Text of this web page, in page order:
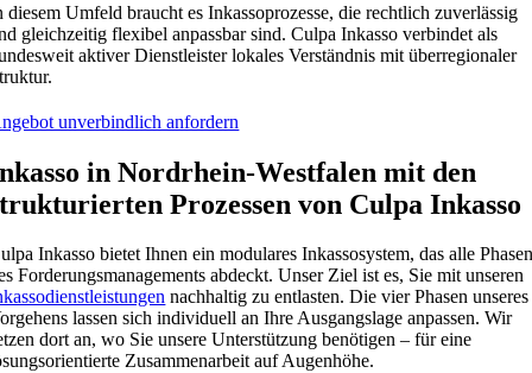
diesem Umfeld braucht es Inkassoprozesse, die rechtlich zuverlässig
gleichzeitig flexibel anpassbar sind. Culpa Inkasso verbindet als
aktiver Dienstleister lokales Verständnis mit überregionaler
unverbindlich anfordern
in Nordrhein-Westfalen mit den
Prozessen von Culpa Inkasso
Inkasso bietet Ihnen ein modulares Inkassosystem, das alle
Forderungsmanagements abdeckt. Unser Ziel ist es, Sie mit unseren
nachhaltig zu entlasten. Die vier Phasen unseres
lassen sich individuell an Ihre Ausgangslage anpassen. Wir
dort an, wo Sie unsere Unterstützung benötigen – für eine
Zusammenarbeit auf Augenhöhe.